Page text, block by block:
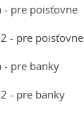
- pre poisťovne
- pre poisťovne
- pre banky
- pre banky